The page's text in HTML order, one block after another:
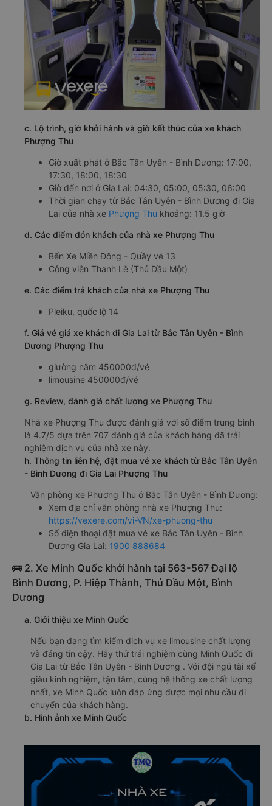
c. Lộ trình, giờ khởi hành và giờ kết thúc của xe khách
Phượng Thu
Giờ xuất phát ở Bắc Tân Uyên - Bình Dương: 17:00,
17:30, 18:00, 18:30
Giờ đến nơi ở Gia Lai: 04:30, 05:00, 05:30, 06:00
Thời gian chạy từ Bắc Tân Uyên - Bình Dương đi Gia
Lai của nhà xe Phượng Thu khoảng: 11.5 giờ
d. Các điểm đón khách của nhà xe Phượng Thu
Bến Xe Miền Đông - Quầy vé 13
Công viên Thanh Lễ (Thủ Dầu Một)
e. Các điểm trả khách của nhà xe Phượng Thu
Pleiku, quốc lộ 14
f. Giá vé giá xe khách đi Gia Lai từ Bắc Tân Uyên - Bình
Dương Phượng Thu
giường nằm 450000đ/vé
limousine 450000đ/vé
g. Review, đánh giá chất lượng xe Phượng Thu
Nhà xe Phượng Thu được đánh giá với số điểm trung bình
là 4.7/5 dựa trên 707 đánh giá của khách hàng đã trải
nghiệm dịch vụ của nhà xe này.
h. Thông tin liên hệ, đặt mua vé xe khách từ Bắc Tân Uyên
- Bình Dương đi Gia Lai Phượng Thu
Văn phòng xe Phượng Thu ở Bắc Tân Uyên - Bình Dương:
Xem địa chỉ văn phòng nhà xe Phượng Thu:
https://vexere.com/vi-VN/xe-phuong-thu
Số điện thoại đặt mua vé xe Bắc Tân Uyên - Bình
Dương Gia Lai: 1900 888684
🚌 2. Xe Minh Quốc khởi hành tại 563-567 Đại lộ
Bình Dương, P. Hiệp Thành, Thủ Dầu Một, Bình
Dương
a. Giới thiệu xe Minh Quốc
Nếu bạn đang tìm kiếm dịch vụ xe limousine chất lượng
và đáng tin cậy. Hãy thử trải nghiệm cùng Minh Quốc đi
Gia Lai từ Bắc Tân Uyên - Bình Dương . Với đội ngũ tài xế
giàu kinh nghiệm, tận tâm, cùng hệ thống xe chất lượng
nhất, xe Minh Quốc luôn đáp ứng được mọi nhu cầu di
chuyển của khách hàng.
b. Hình ảnh xe Minh Quốc